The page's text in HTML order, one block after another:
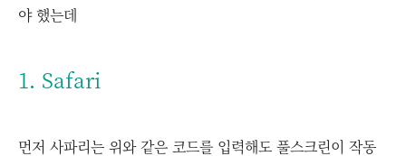
야 했는데
1. Safari
먼저 사파리는 위와 같은 코드를 입력해도 풀스크린이 작동